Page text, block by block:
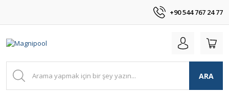
+90 544 767 24 77
ARA